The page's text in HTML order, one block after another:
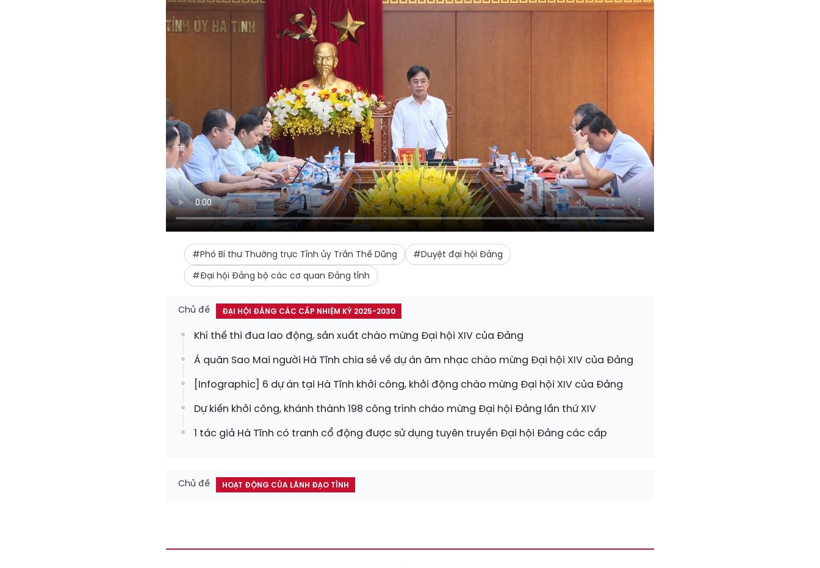
#Phó Bí thư Thường trực Tỉnh ủy Trần Thế Dũng
#Duyệt đại hội Đảng
#Đại hội Đảng bộ các cơ quan Đảng tỉnh
Chủ đề ĐẠI HỘI ĐẢNG CÁC CẤP NHIỆM KỲ 2025-2030
Khí thế thi đua lao động, sản xuất chào mừng Đại hội XIV của Đảng
Á quân Sao Mai người Hà Tĩnh chia sẻ về dự án âm nhạc chào mừng Đại hội XIV của Đảng
[Infographic] 6 dự án tại Hà Tĩnh khởi công, khởi động chào mừng Đại hội XIV của Đảng
Dự kiến khởi công, khánh thành 198 công trình chào mừng Đại hội Đảng lần thứ XIV
1 tác giả Hà Tĩnh có tranh cổ động được sử dụng tuyên truyền Đại hội Đảng các cấp
Chủ đề HOẠT ĐỘNG CỦA LÃNH ĐẠO TỈNH